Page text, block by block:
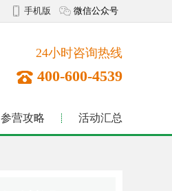
微信公众号
手机版
24小时咨询热线
400-600-4539
参营攻略 活动汇总